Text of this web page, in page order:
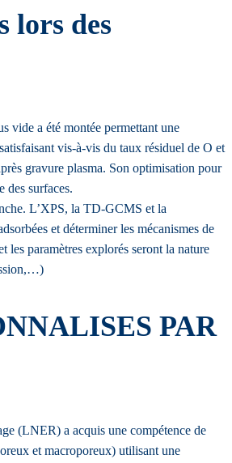
lors des
vide a été montée permettant une
vis-à-vis du taux résiduel de O et
gravure plasma. Son optimisation pour
des surfaces.
L’XPS, la TD-GCMS et la
et déterminer les mécanismes de
les paramètres explorés seront la nature
PAR
(LNER) a acquis une compétence de
et macroporeux) utilisant une